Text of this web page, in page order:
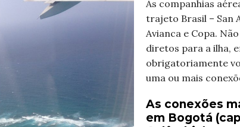
As companhias
trajeto Brasil – San
Avianca e Copa.
diretos para a ilha,
obrigatoriamente
uma ou mais
As conexões
em Bogotá